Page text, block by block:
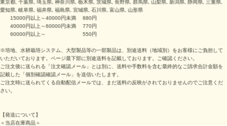
東京都, 千葉県, 埼玉県, 神奈川県, 栃木県, 茨城県, 長野県, 群馬県, 山梨県, 新潟県, 静岡県, 三重県,
愛知県, 岐阜県, 福井県, 福島県, 宮城県, 石川県, 富山県, 山形県
15000円以上～40000円未満 880円
40000円以上～60000円未満 770円
60000円以上～ 550円
※培地、水耕栽培システム、大型製品等の一部製品は、別途送料（地域別）をお客様にご負担して
いただいております。ページ最下部に別途送料を記載しております。ご確認ください。
ご注文後に送られる「注文確認メール」とは別に、送料や手数料を含む最終的なご請求合計金額を
記載した「個別確認確認メール」を送信いたします。
ご注文時に送られてくる自動配信メールでは、まだ送料の反映がされておりませんのでご注意くだ
さい。
【発送について】
＜当店在庫商品＞